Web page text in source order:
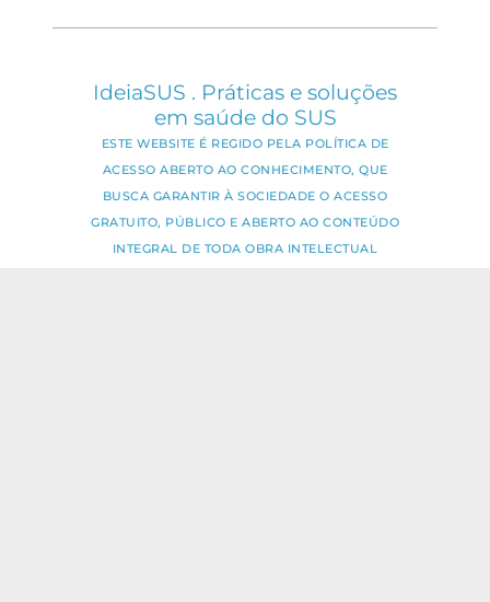
IdeiaSUS . Práticas e soluções
em saúde do SUS
ESTE WEBSITE É REGIDO PELA POLÍTICA DE
ACESSO ABERTO AO CONHECIMENTO, QUE
BUSCA GARANTIR À SOCIEDADE O ACESSO
GRATUITO, PÚBLICO E ABERTO AO CONTEÚDO
INTEGRAL DE TODA OBRA INTELECTUAL